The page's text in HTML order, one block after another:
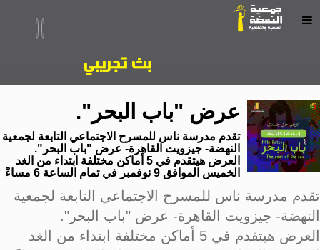
عرض "باب البحر".
تقدم مدرسة ناس للمسرح الاجتماعي التابعة لجمعية
النهضة- جيزويت القاهرة- عرض "باب البحر".
العرض هيتقدم في 5 أماكن مختلفة ابتداء من الغد
الخميس الموافق 9 نوفمبر في تمام الساعة 6 مساءً
تقدم مدرسة ناس للمسرح الاجتماعي التابعة لجمعية
النهضة- جيزويت القاهرة- عرض "باب البحر".
العرض هيتقدم في 5 أماكن مختلفة ابتداء من الغد